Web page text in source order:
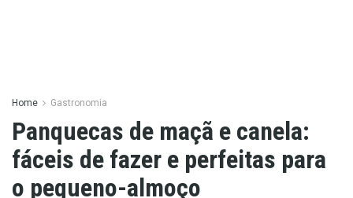
Home Gastronomia
Panquecas de maçã e canela:
fáceis de fazer e perfeitas para
o pequeno-almoço